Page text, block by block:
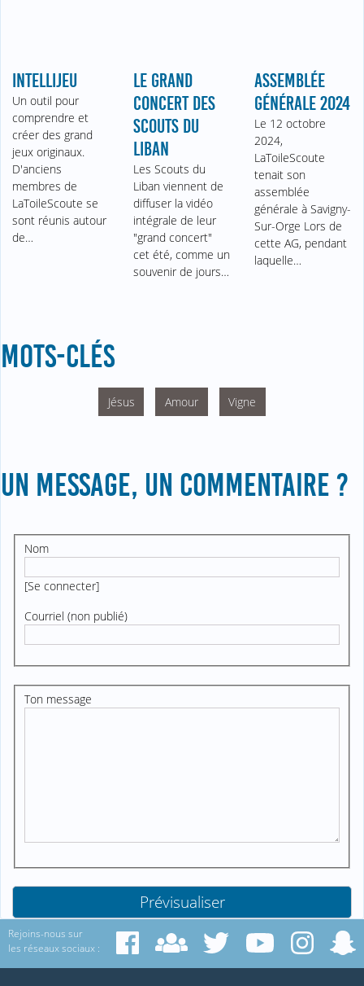
INTELLIJEU
Un outil pour
comprendre et
créer des grand
jeux originaux.
D'anciens
membres de
LaToileScoute se
sont réunis autour
de…
LE GRAND
CONCERT DES
SCOUTS DU
LIBAN
Les Scouts du
Liban viennent de
diffuser la vidéo
intégrale de leur
"grand concert"
cet été, comme un
souvenir de jours…
ASSEMBLÉE
GÉNÉRALE 2024
Le 12 octobre
2024,
LaToileScoute
tenait son
assemblée
générale à Savigny-
Sur-Orge Lors de
cette AG, pendant
laquelle…
MOTS-CLÉS
Jésus Amour Vigne
UN MESSAGE, UN COMMENTAIRE ?
Nom
[Se connecter]
Courriel (non publié)
Ton message
Rejoins-nous sur
les réseaux sociaux :